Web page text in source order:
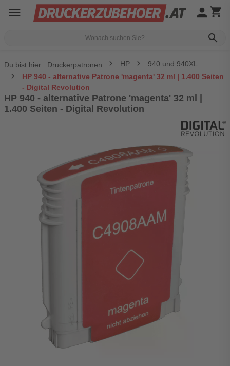
menu
search
person shopping_cart
Du bist hier: Druckerpatronen HP
940 und 940XL
HP 940 - alternative Patrone 'magenta' 32 ml | 1.400 Seiten
- Digital Revolution
HP 940 - alternative Patrone 'magenta' 32 ml |
1.400 Seiten - Digital Revolution